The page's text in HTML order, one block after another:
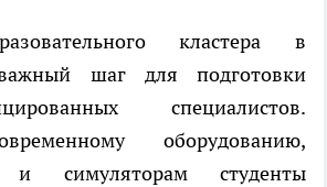
кластера в
шаг для подготовки
специалистов.
оборудованию,
и симуляторам студенты